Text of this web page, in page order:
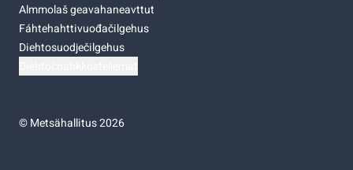
Almmolaš geavahaneavttut
Fáhtehahttivuođačilgehus
Diehtosuodječilgehus
©Metsähallitus 2026